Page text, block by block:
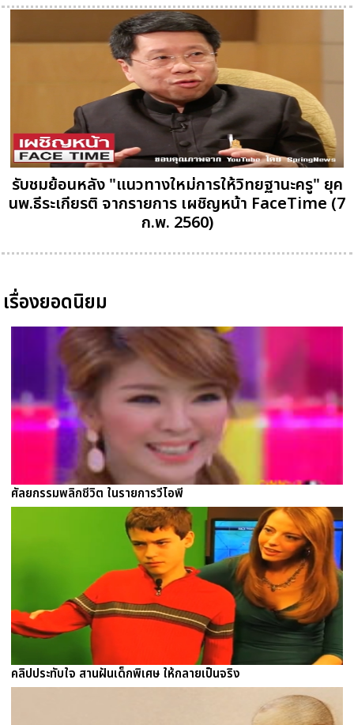
รับชมย้อนหลัง "แนวทางใหม่การให้วิทยฐานะครู" ยุค
นพ.ธีระเกียรติ จากรายการ เผชิญหน้า FaceTime (7
ก.พ. 2560)
เรื่องยอดนิยม
ศัลยกรรมพลิกชีวิต ในรายการวีไอพี
คลิปประทับใจ สานฝันเด็กพิเศษ ให้กลายเป็นจริง